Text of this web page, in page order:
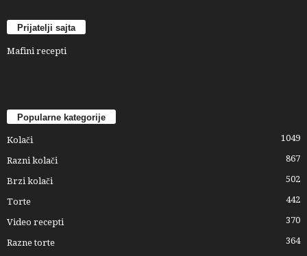
Prijatelji sajta
Mafini recepti
Popularne kategorije
Kolači 1049
Razni kolači 867
Brzi kolači 502
Torte 442
Video recepti 370
Razne torte 364